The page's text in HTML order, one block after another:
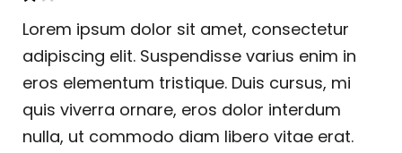
Lorem ipsum dolor sit amet, consectetur
adipiscing elit. Suspendisse varius enim in
eros elementum tristique. Duis cursus, mi
quis viverra ornare, eros dolor interdum
nulla, ut commodo diam libero vitae erat.